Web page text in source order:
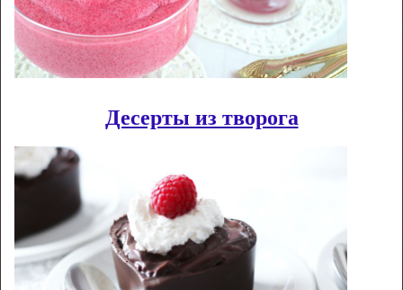
Десерты из творога